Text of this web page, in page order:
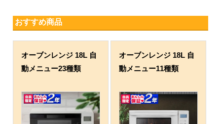
おすすめ商品
オーブンレンジ 18L 自
動メニュー23種類
オーブンレンジ 18L 自
動メニュー11種類